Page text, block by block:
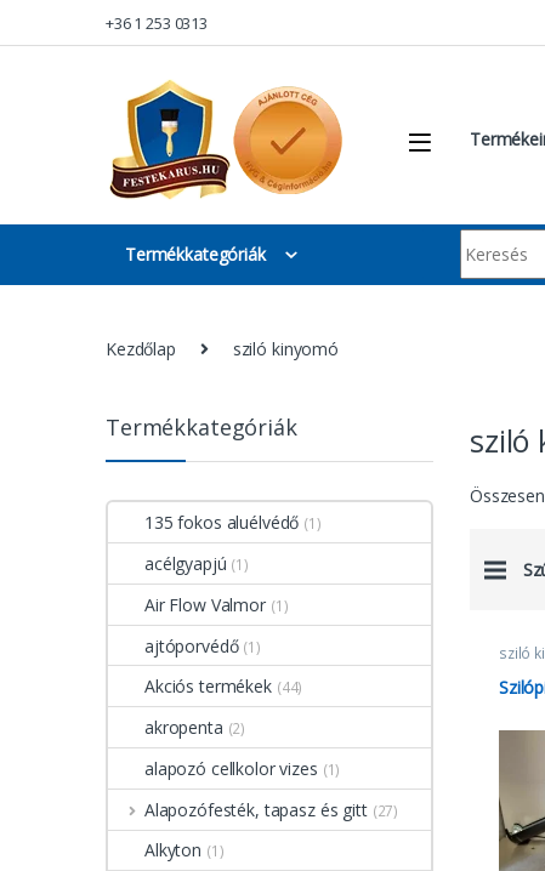
Skip to navigation
Skip to content+36 1 253 0313
Termékkategóriák
Kezdőlap sziló kinyomó
sziló
sziló
Termékkategóriák
135 fokos aluélvédő (1)
acélgyapjú (1)
Air Flow Valmor (1)
ajtóporvédő (1)
Akciós termékek (44)
akropenta (2)
alapozó cellkolor vizes (1)
Alapozófesték, tapasz és gitt (27)
Alkyton (1)